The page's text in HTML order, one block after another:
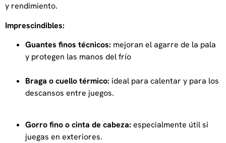
y rendimiento.
Imprescindibles:
Guantes finos técnicos: mejoran el agarre de la pala
y protegen las manos del frío
Braga o cuello térmico: ideal para calentar y para los
descansos entre juegos.
Gorro fino o cinta de cabeza: especialmente útil si
juegas en exteriores.